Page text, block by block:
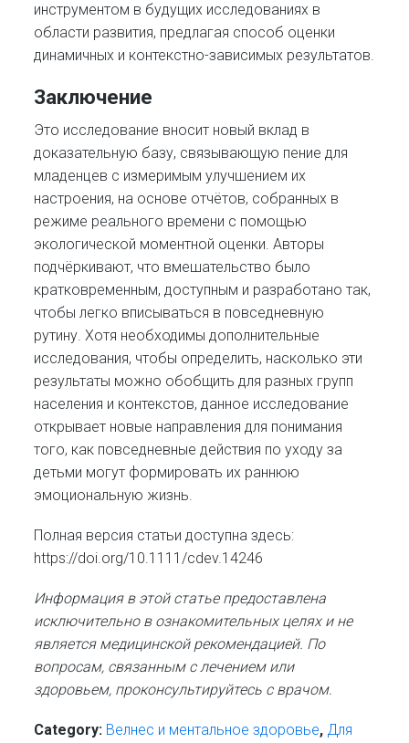
инструментом в будущих исследованиях в
области развития, предлагая способ оценки
динамичных и контекстно-зависимых результатов.
Заключение
Это исследование вносит новый вклад в
доказательную базу, связывающую пение для
младенцев с измеримым улучшением их
настроения, на основе отчётов, собранных в
режиме реального времени с помощью
экологической моментной оценки. Авторы
подчёркивают, что вмешательство было
кратковременным, доступным и разработано так,
чтобы легко вписываться в повседневную
рутину. Хотя необходимы дополнительные
исследования, чтобы определить, насколько эти
результаты можно обобщить для разных групп
населения и контекстов, данное исследование
открывает новые направления для понимания
того, как повседневные действия по уходу за
детьми могут формировать их раннюю
эмоциональную жизнь.
Полная версия статьи доступна здесь:
https://doi.org/10.1111/cdev.14246
Информация в этой статье предоставлена
исключительно в ознакомительных целях и не
является медицинской рекомендацией. По
вопросам, связанным с лечением или
здоровьем, проконсультируйтесь с врачом.
Category: Велнес и ментальное здоровье, Для